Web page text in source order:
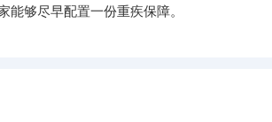
能够尽早配置一份重疾保障。